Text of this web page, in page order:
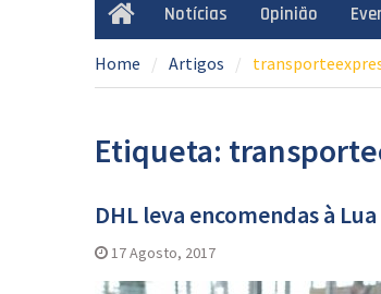
HomeNotícias Opinião
Home Artigos
Etiqueta:
DHL leva encomendas à Lua
17 Agosto, 2017